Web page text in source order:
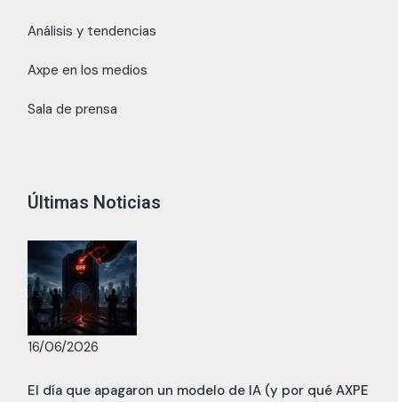
Análisis y tendencias
Axpe en los medios
Sala de prensa
Últimas Noticias
16/06/2026
El día que apagaron un modelo de IA (y por qué AXPE